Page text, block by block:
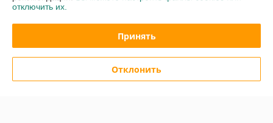
Политика обработки cookies
отключить их.
Принять
Отклонить